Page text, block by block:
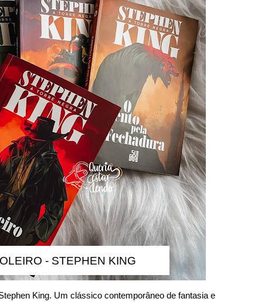
- STEPHEN KING
King. Um clássico contemporâneo de fantasia e